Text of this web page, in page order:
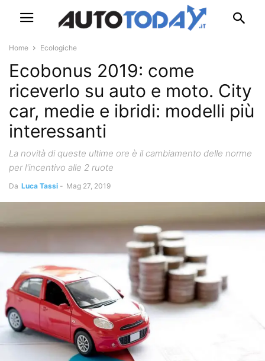
Home Ecologiche
Ecobonus 2019: come
riceverlo su auto e moto. City
car, medie e ibridi: modelli più
interessanti
La novità di queste ultime ore è il cambiamento delle norme
per l'incentivo alle 2 ruote
Da Luca Tassi - Mag 27, 2019